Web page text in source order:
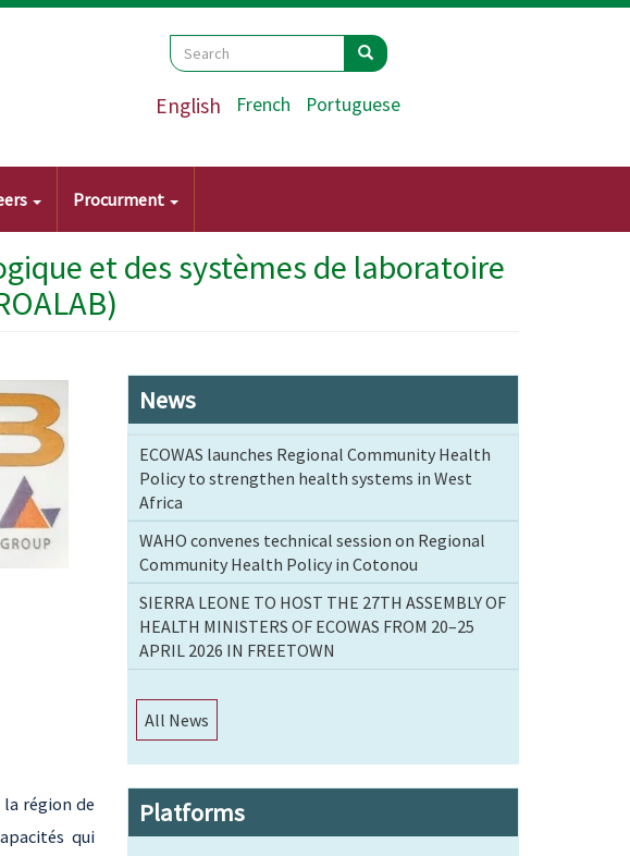
Search
Search Search
English French Portuguese
Procurment
et des systèmes de laboratoire
région de
qui
News
ECOWAS launches Regional Community Health
Policy to strengthen health systems in West
Africa
WAHO convenes technical session on Regional
Community Health Policy in Cotonou
SIERRA LEONE TO HOST THE 27TH ASSEMBLY OF
HEALTH MINISTERS OF ECOWAS FROM 20–25
APRIL 2026 IN FREETOWN
All News
Platforms